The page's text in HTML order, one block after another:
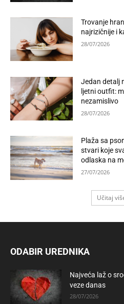
Trovanje
najrizičnije i
28/07/2026
Jedan detalj
ljetni outfit:
nezamislivo
28/07/2026
Plaža sa
stvari koje
odlaska na
27/07/2026
Učitaj
ODABIR UREDNIKA
Najveća laž o
veze danas
28/07/2026